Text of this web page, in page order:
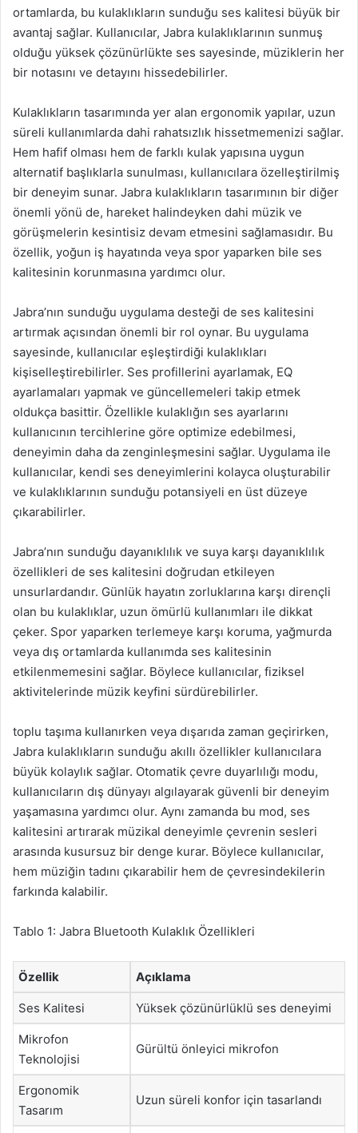
ortamlarda, bu kulaklıkların sunduğu ses kalitesi büyük bir
avantaj sağlar. Kullanıcılar, Jabra kulaklıklarının sunmuş
olduğu yüksek çözünürlükte ses sayesinde, müziklerin her
bir notasını ve detayını hissedebilirler.
Kulaklıkların tasarımında yer alan ergonomik yapılar, uzun
süreli kullanımlarda dahi rahatsızlık hissetmemenizi sağlar.
Hem hafif olması hem de farklı kulak yapısına uygun
alternatif başlıklarla sunulması, kullanıcılara özelleştirilmiş
bir deneyim sunar. Jabra kulaklıkların tasarımının bir diğer
önemli yönü de, hareket halindeyken dahi müzik ve
görüşmelerin kesintisiz devam etmesini sağlamasıdır. Bu
özellik, yoğun iş hayatında veya spor yaparken bile ses
kalitesinin korunmasına yardımcı olur.
Jabra’nın sunduğu uygulama desteği de ses kalitesini
artırmak açısından önemli bir rol oynar. Bu uygulama
sayesinde, kullanıcılar eşleştirdiği kulaklıkları
kişiselleştirebilirler. Ses profillerini ayarlamak, EQ
ayarlamaları yapmak ve güncellemeleri takip etmek
oldukça basittir. Özellikle kulaklığın ses ayarlarını
kullanıcının tercihlerine göre optimize edebilmesi,
deneyimin daha da zenginleşmesini sağlar. Uygulama ile
kullanıcılar, kendi ses deneyimlerini kolayca oluşturabilir
ve kulaklıklarının sunduğu potansiyeli en üst düzeye
çıkarabilirler.
Jabra’nın sunduğu dayanıklılık ve suya karşı dayanıklılık
özellikleri de ses kalitesini doğrudan etkileyen
unsurlardandır. Günlük hayatın zorluklarına karşı dirençli
olan bu kulaklıklar, uzun ömürlü kullanımları ile dikkat
çeker. Spor yaparken terlemeye karşı koruma, yağmurda
veya dış ortamlarda kullanımda ses kalitesinin
etkilenmemesini sağlar. Böylece kullanıcılar, fiziksel
aktivitelerinde müzik keyfini sürdürebilirler.
toplu taşıma kullanırken veya dışarıda zaman geçirirken,
Jabra kulaklıkların sunduğu akıllı özellikler kullanıcılara
büyük kolaylık sağlar. Otomatik çevre duyarlılığı modu,
kullanıcıların dış dünyayı algılayarak güvenli bir deneyim
yaşamasına yardımcı olur. Aynı zamanda bu mod, ses
kalitesini artırarak müzikal deneyimle çevrenin sesleri
arasında kusursuz bir denge kurar. Böylece kullanıcılar,
hem müziğin tadını çıkarabilir hem de çevresindekilerin
farkında kalabilir.
Tablo 1: Jabra Bluetooth Kulaklık Özellikleri
Özellik Açıklama
Ses Kalitesi Yüksek çözünürlüklü ses deneyimi
Mikrofon
Teknolojisi
Gürültü önleyici mikrofon
Ergonomik
Tasarım
Uzun süreli konfor için tasarlandı